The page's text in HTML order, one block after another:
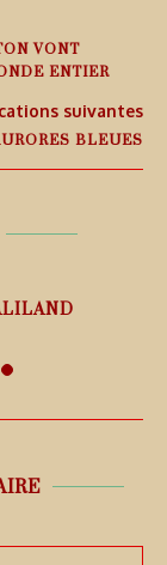
VONT
ENTIER
suivantes
BLEUES